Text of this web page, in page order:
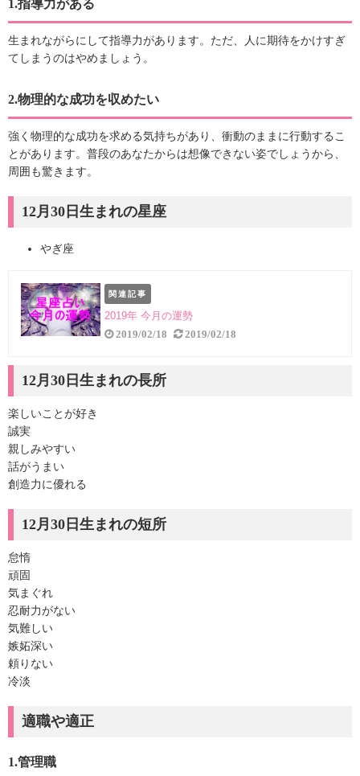
1.指導力がある
生まれながらにして指導力があります。ただ、人に期待をかけすぎ
てしまうのはやめましょう。
2.物理的な成功を収めたい
強く物理的な成功を求める気持ちがあり、衝動のままに行動するこ
とがあります。普段のあなたからは想像できない姿でしょうから、
周囲も驚きます。
12月30日生まれの星座
やぎ座
関連記事
2019年 今月の運勢
2019/02/18 2019/02/18
12月30日生まれの長所
楽しいことが好き
誠実
親しみやすい
話がうまい
創造力に優れる
12月30日生まれの短所
怠惰
頑固
気まぐれ
忍耐力がない
気難しい
嫉妬深い
頼りない
冷淡
適職や適正
1.管理職